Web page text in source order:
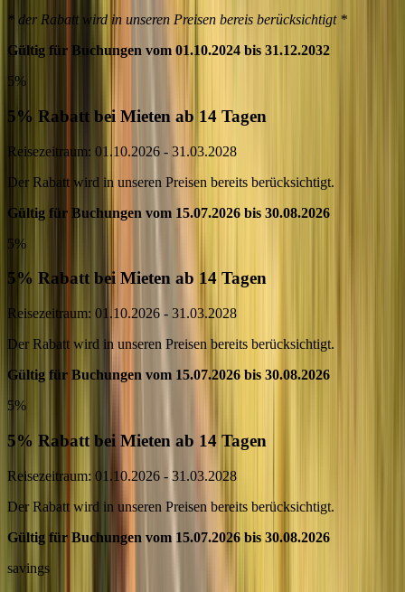
* der Rabatt wird in unseren Preisen bereis berücksichtigt *
Gültig für Buchungen vom 01.10.2024 bis 31.12.2032
5%
5% Rabatt bei Mieten ab 14 Tagen
Reisezeitraum: 01.10.2026 - 31.03.2028
Der Rabatt wird in unseren Preisen bereits berücksichtigt.
Gültig für Buchungen vom 15.07.2026 bis 30.08.2026
5%
5% Rabatt bei Mieten ab 14 Tagen
Reisezeitraum: 01.10.2026 - 31.03.2028
Der Rabatt wird in unseren Preisen bereits berücksichtigt.
Gültig für Buchungen vom 15.07.2026 bis 30.08.2026
5%
5% Rabatt bei Mieten ab 14 Tagen
Reisezeitraum: 01.10.2026 - 31.03.2028
Der Rabatt wird in unseren Preisen bereits berücksichtigt.
Gültig für Buchungen vom 15.07.2026 bis 30.08.2026
savings